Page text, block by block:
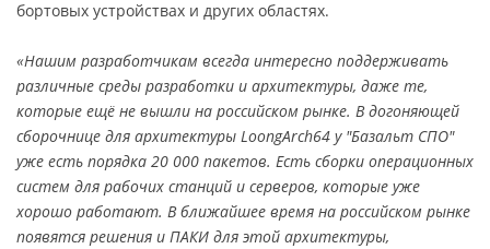
бортовых устройствах и других областях.
«Нашим разработчикам всегда интересно поддерживать
различные среды разработки и архитектуры, даже те,
которые ещё не вышли на российском рынке. В догоняющей
сборочнице для архитектуры LoongArch64 у "Базальт СПО"
уже есть порядка 20 000 пакетов. Есть сборки операционных
систем для рабочих станций и серверов, которые уже
хорошо работают. В ближайшее время на российском рынке
появятся решения и ПАКИ для этой архитектуры,